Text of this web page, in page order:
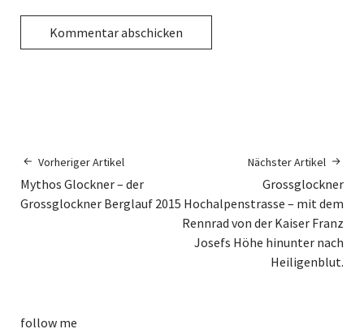
Vorheriger Artikel
Mythos Glockner – der
Grossglockner Berglauf 2015
Nächster Artikel
Grossglockner
Hochalpenstrasse – mit dem
Rennrad von der Kaiser Franz
Josefs Höhe hinunter nach
Heiligenblut.
follow me